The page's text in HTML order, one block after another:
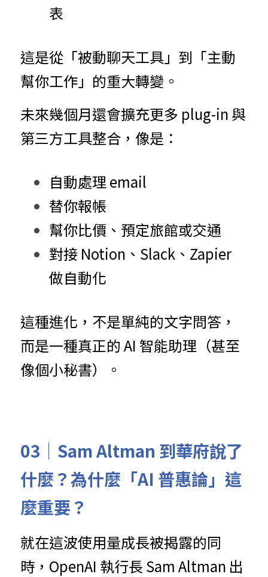
表
這是從「被動聊天工具」到「主動
幫你工作」的重大轉變。
未來幾個月還會擴充更多 plug-in 與
第三方工具整合，像是：
自動處理 email
替你報帳
幫你比價、預定旅館或交通
對接 Notion、Slack、Zapier
做自動化
這種進化，不是單純的文字問答，
而是一種真正的 AI 智能助理（甚至
像個小秘書）。
03｜Sam Altman 到華府說了
什麼？為什麼「AI 普惠論」這
麼重要？
就在這波使用量成長被揭露的同
時，OpenAI 執行長 Sam Altman 出